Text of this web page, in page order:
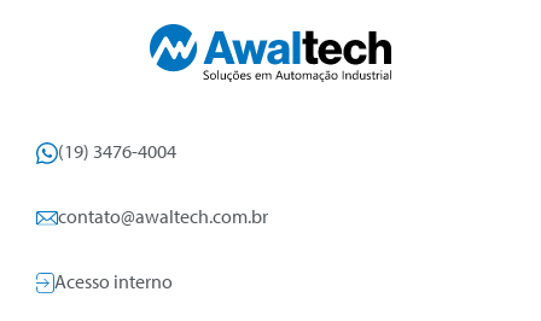
(19) 3476-4004
contato@awaltech.com.br
Acesso interno